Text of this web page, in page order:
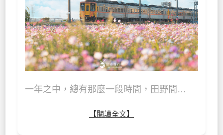
一年之中，總有那麼一段時間，田野間…
【閱讀全文】